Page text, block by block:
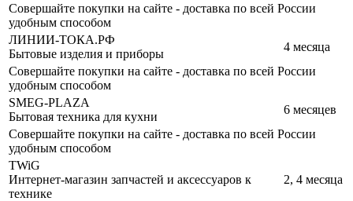
Совершайте покупки на сайте - доставка по всей России
удобным способом
ЛИНИИ-ТОКА.РФ
Бытовые изделия и приборы
4 месяца
Совершайте покупки на сайте - доставка по всей России
удобным способом
SMEG-PLAZA
Бытовая техника для кухни
6 месяцев
Совершайте покупки на сайте - доставка по всей России
удобным способом
TWiG
Интернет-магазин запчастей и аксессуаров к
технике
2, 4 месяца